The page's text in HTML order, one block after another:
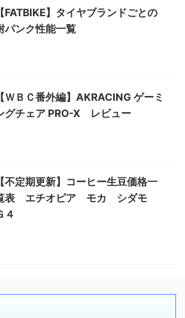
【FATBIKE】タイヤブランドごとの
パンク性能一覧
【ＷＢＣ番外編】AKRACING ゲーミ
グチェア PRO-X レビュー
【不定期更新】コーヒー生豆価格一
表 エチオピア モカ シダモ
４